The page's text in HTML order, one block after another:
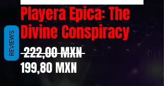
Playera Epica: The
Divine Conspiracy
222,00 MXN Precio
199,80 MXN
REVIEWS